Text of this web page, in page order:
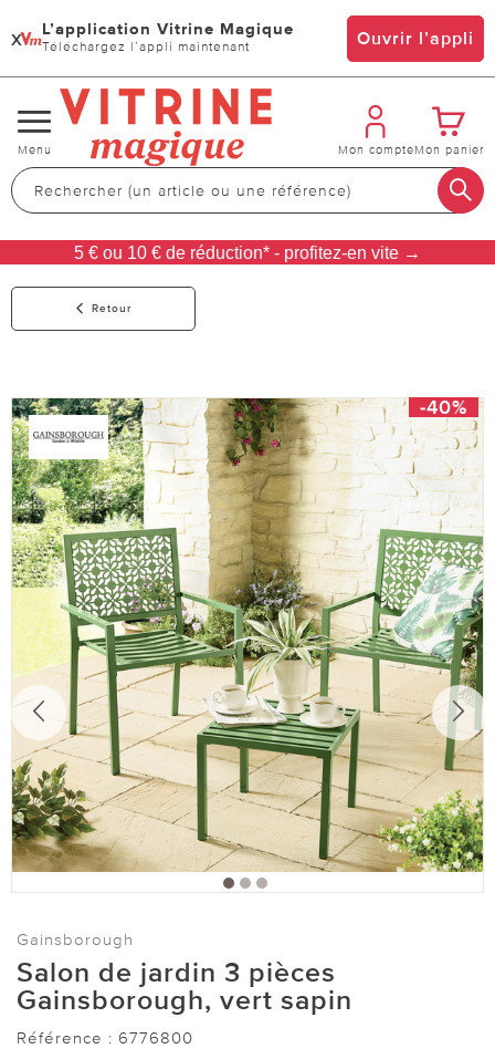
x L’application Vitrine Magique
Téléchargez l’appli maintenant Ouvrir l’appli
Changer
de
navigation
Menu Mon compteMon panier
5 € ou 10 € de réduction* - profitez-en vite →
Retour
-40%
Gainsborough
Salon de jardin 3 pièces
Gainsborough, vert sapin
Référence : 6776800